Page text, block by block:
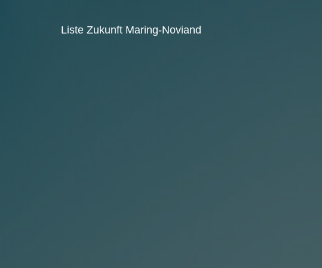
Liste Zukunft Maring-Noviand